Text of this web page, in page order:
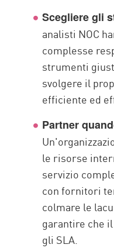
Scegliere gli
analisti NOC
complesse
strumenti
svolgere il
efficiente ed
Partner
le risorse
servizio
con fornitori
colmare le
garantire che
gli SLA.